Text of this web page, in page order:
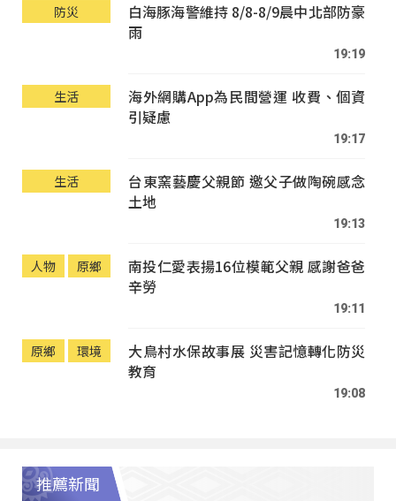
防災
白海豚海警維持 8/8-8/9晨中北部防豪
雨
19:19
生活
海外網購App為民間營運 收費、個資
引疑慮
19:17
生活
台東窯藝慶父親節 邀父子做陶碗感念
土地
19:13
人物 原鄉
南投仁愛表揚16位模範父親 感謝爸爸
辛勞
19:11
原鄉 環境
大鳥村水保故事展 災害記憶轉化防災
教育
19:08
推薦新聞